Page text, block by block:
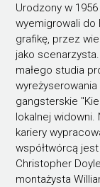
Urodzony w
wyemigrowali do
grafikę, przez
jako
małego studia
gangsterskie
lokalnej
kariery
współtwórcą
Christopher
montażysta